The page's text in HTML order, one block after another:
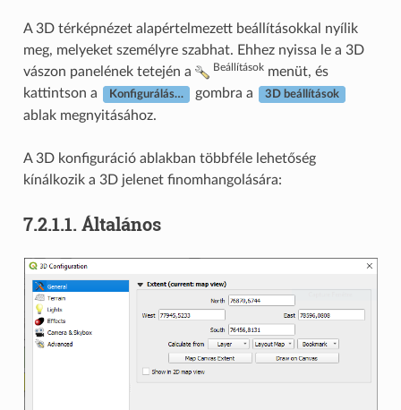
A 3D térképnézet alapértelmezett beállításokkal nyílik
meg, melyeket személyre szabhat. Ehhez nyissa le a 3D
vászon panelének tetején a
Beállításokmenüt, és
kattintson a
Konfigurálás… gombra a 3D beállítások
ablak megnyitásához.
A 3D konfiguráció ablakban többféle lehetőség
kínálkozik a 3D jelenet finomhangolására:
7.2.1.1. Általános